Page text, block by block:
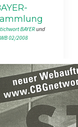
BAYER
und
02/2008